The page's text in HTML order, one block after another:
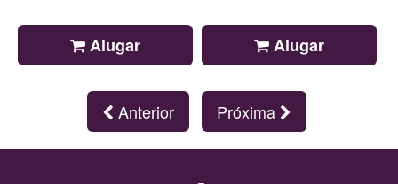
Alugar Alugar
Anterior Próxima